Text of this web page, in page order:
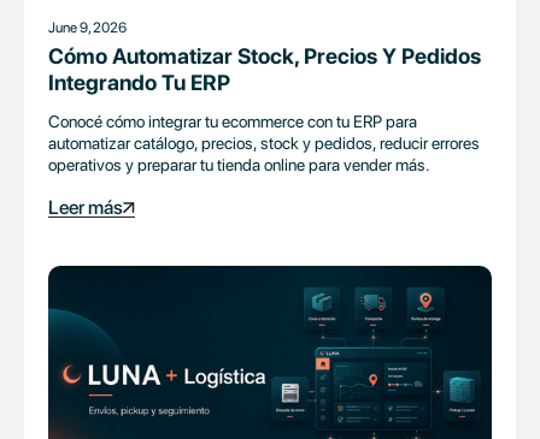
June 9, 2026
Cómo Automatizar Stock, Precios Y Pedidos
Integrando Tu ERP
Conocé cómo integrar tu ecommerce con tu ERP para
automatizar catálogo, precios, stock y pedidos, reducir errores
operativos y preparar tu tienda online para vender más.
Leer más